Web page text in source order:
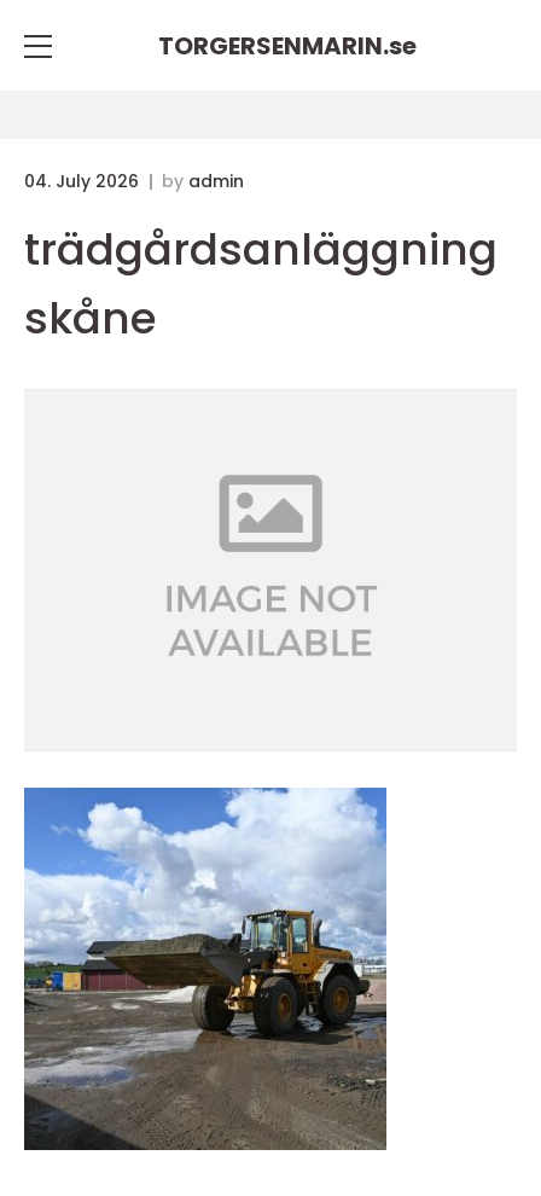
TORGERSENMARIN.se
04. July 2026 by admin
trädgårdsanläggning
skåne